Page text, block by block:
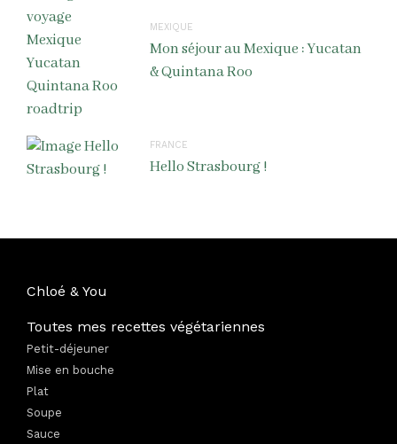
MEXIQUE
Mon séjour au Mexique : Yucatan
& Quintana Roo
FRANCE
Hello Strasbourg !
Chloé & You
Toutes mes recettes végétariennes
Petit-déjeuner
Mise en bouche
Plat
Soupe
Sauce